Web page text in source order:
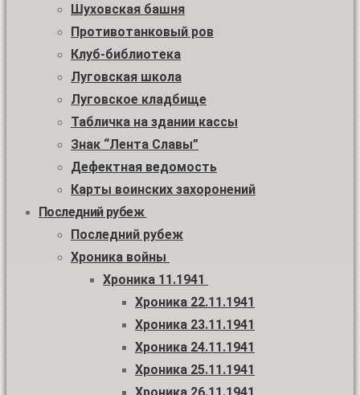
Шуховская башня
Противотанковый ров
Клуб-библиотека
Луговская школа
Луговское кладбище
Табличка на здании кассы
Знак “Лента Славы”
Дефектная ведомость
Карты воинских захоронений
Последний рубеж
Последний рубеж
Хроника войны
Хроника 11.1941
Хроника 22.11.1941
Хроника 23.11.1941
Хроника 24.11.1941
Хроника 25.11.1941
Хроника 26.11.1941